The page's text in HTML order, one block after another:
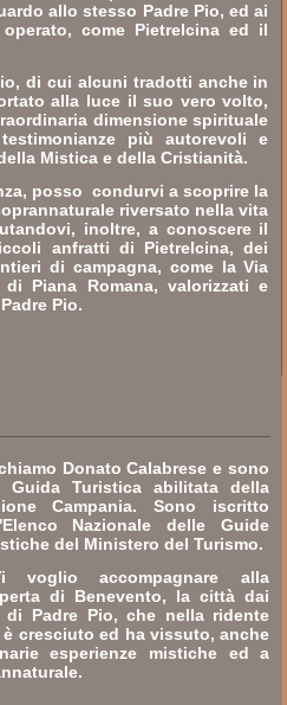
allo stesso Padre Pio, ed ai
come Pietrelcina ed il
di cui alcuni tradotti anche in
alla luce il suo vero volto,
dimensione spirituale
più autorevoli e
Mistica e della Cristianità.
posso condurvi a scoprire la
riversato nella vita
inoltre, a conoscere il
anfratti di Pietrelcina, dei
di campagna, come la Via
Piana Romana, valorizzati e
Pio.
Donato Calabrese e sono
Guida Turistica abilitata della
Campania. Sono iscritto
Nazionale delle Guide
del Ministero del Turismo.
voglio accompagnare alla
di Benevento, la città dai
Padre Pio, che nella ridente
cresciuto ed ha vissuto, anche
esperienze mistiche ed a